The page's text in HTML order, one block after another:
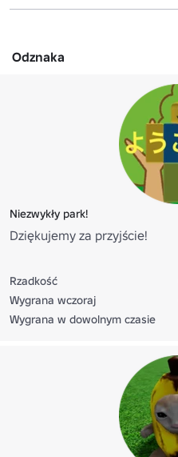
Odznaka
Niezwykły park!
Dziękujemy za przyjście!
Rzadkość
Wygrana wczoraj
Wygrana w dowolnym czasie